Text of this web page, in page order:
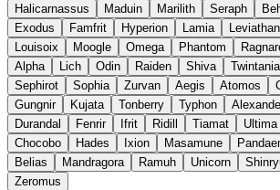
Halicarnassus
Maduin Marilith Seraph
Exodus
Famfrit Hyperion Lamia Leviathan
Louisoix
Moogle Omega Phantom
Alpha
Lich Odin Raiden Shiva Twintania
Sephirot
Sophia Zurvan Aegis Atomos
Gungnir
Kujata Tonberry Typhon
Durandal
Fenrir Ifrit Ridill Tiamat Ultima
Chocobo
Hades Ixion Masamune
Belias
Mandragora Ramuh Unicorn
Zeromus